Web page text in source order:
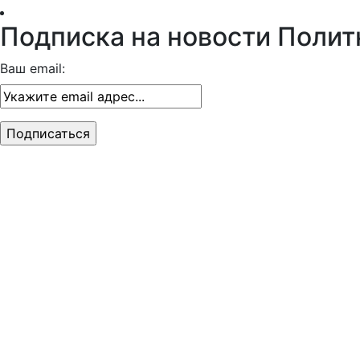
Подписка на новости
Ваш email: